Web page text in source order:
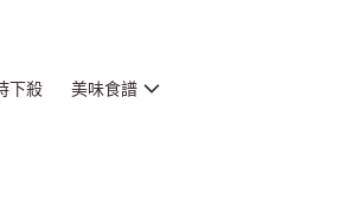
下殺 美味食譜